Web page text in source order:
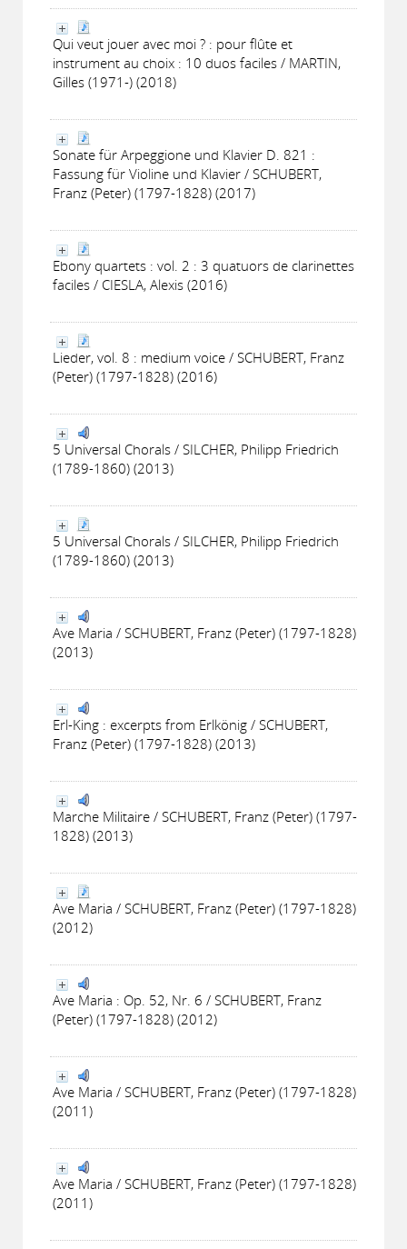
Qui veut jouer avec moi ? : pour flûte et
instrument au choix : 10 duos faciles / MARTIN,
Gilles (1971-) (2018)
Sonate für Arpeggione und Klavier D. 821 :
Fassung für Violine und Klavier / SCHUBERT,
Franz (Peter) (1797-1828) (2017)
Ebony quartets : vol. 2 : 3 quatuors de clarinettes
faciles / CIESLA, Alexis (2016)
Lieder, vol. 8 : medium voice / SCHUBERT, Franz
(Peter) (1797-1828) (2016)
5 Universal Chorals / SILCHER, Philipp Friedrich
(1789-1860) (2013)
5 Universal Chorals / SILCHER, Philipp Friedrich
(1789-1860) (2013)
Ave Maria / SCHUBERT, Franz (Peter) (1797-1828)
(2013)
Erl-King : excerpts from Erlkönig / SCHUBERT,
Franz (Peter) (1797-1828) (2013)
Marche Militaire / SCHUBERT, Franz (Peter) (1797-
1828) (2013)
Ave Maria / SCHUBERT, Franz (Peter) (1797-1828)
(2012)
Ave Maria : Op. 52, Nr. 6 / SCHUBERT, Franz
(Peter) (1797-1828) (2012)
Ave Maria / SCHUBERT, Franz (Peter) (1797-1828)
(2011)
Ave Maria / SCHUBERT, Franz (Peter) (1797-1828)
(2011)